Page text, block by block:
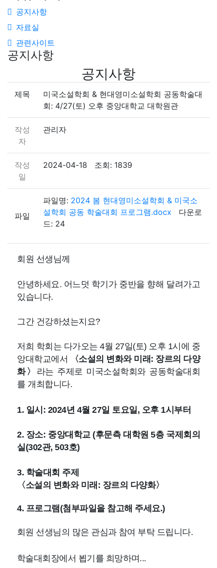
공지사항
자료실
관련사이트
공지사항
공지사항
제목
미국소설학회 & 현대영미소설학회 공동학술대
회: 4/27(토) 오후 중앙대학교 대학원관
작성
자
관리자
작성
일
2024-04-18 조회: 1839
파일
파일명: 2024 봄 현대영미소설학회 & 미국소
설학회 공동 학술대회 프로그램.docx 다운로
드: 24
회원 선생님께
안녕하세요 . 어느덧 학기가 중반을 향해 달려가고
있습니다.
그간 건강하셨는지요?
저희 학회는 다가오는 4월 27일(토) 오후 1시에 중
앙대학교에서
〈소설의 변화와 미래 : 장르의 다양
화〉 라는 주제로 미국소설학회와 공동학술대회
를 개최합니다.
1. 일시 : 2024년 4월 27일 토요일 , 오후1시부터
2. 장소: 중앙대학교 (후문측 대학원 5층 국제회의
실 (302관, 503호)
3. 학술대회 주제
〈소설의 변화와 미래 : 장르의 다양화〉
4. 프로그램 (첨부파일을 참고해 주세요.)
회원 선생님의 많은 관심과 참여 부탁 드립니다.
학술대회장에서 뵙기를 희망하며...